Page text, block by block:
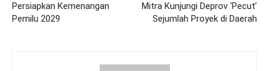
Persiapkan Kemenangan
Pemilu 2029
Mitra Kunjungi Deprov ‘Pecut’
Sejumlah Proyek di Daerah